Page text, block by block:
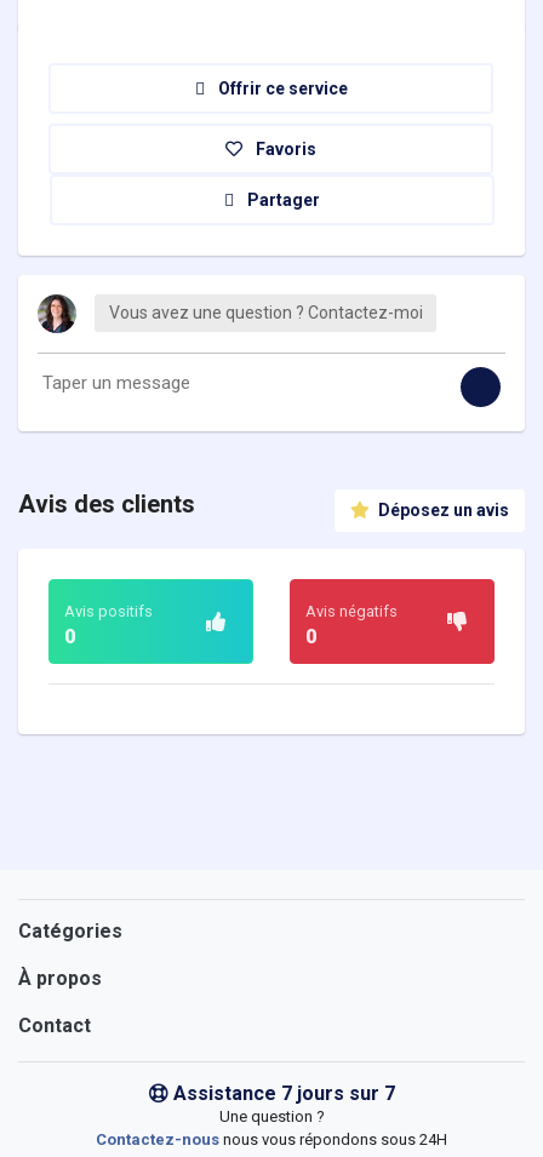
Offrir ce service
Favoris
Partager
Vous avez une question ? Contactez-moi
Déposez un avis
Avis des clients
Avis positifs
0
Avis négatifs
0
Catégories
À propos
Contact
Assistance 7 jours sur 7
Une question ?
Contactez-nous nous vous répondons sous 24H